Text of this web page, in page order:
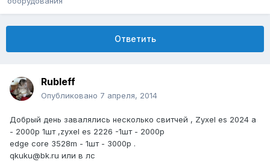
Ответить
Rubleff
Опубликовано 7 апреля, 2014
Добрый день завалялись несколько свитчей , Zyxel es 2024 a
- 2000р 1шт ,zyxel es 2226 -1шт - 2000р
edge core 3528m - 1шт - 3000р .
qkuku@bk.ru или в лс